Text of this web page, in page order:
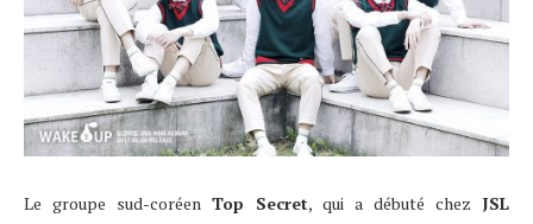
Le groupe sud-coréen Top Secret, qui a débuté chez JSL